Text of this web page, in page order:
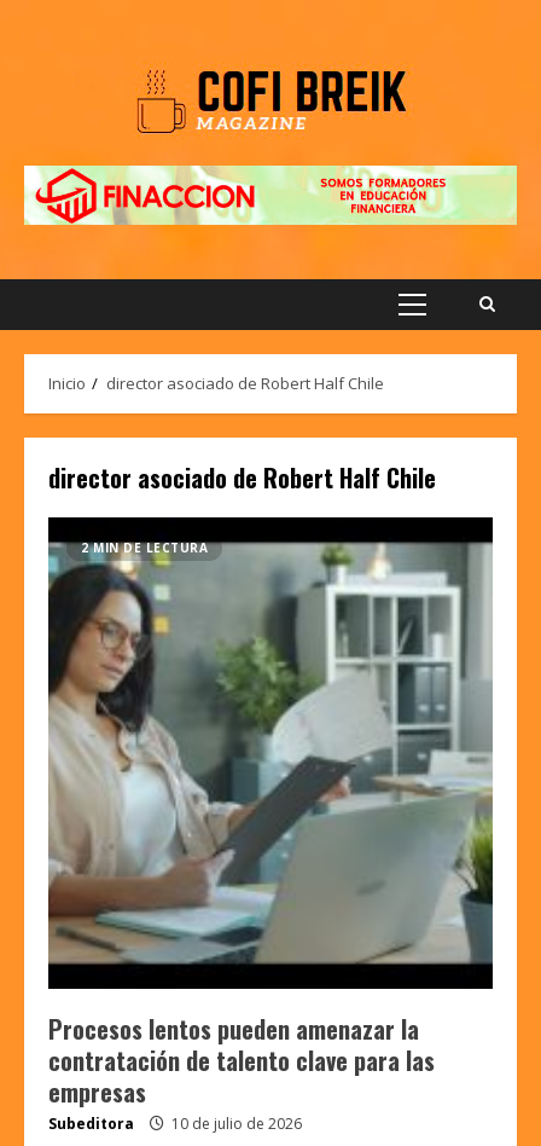
Menú
Inicio director asociado de Robert Half Chile
director asociado de Robert Half Chile
2 MIN DE LECTURA
Procesos lentos pueden amenazar la
contratación de talento clave para las
empresas
Subeditora 10 de julio de 2026